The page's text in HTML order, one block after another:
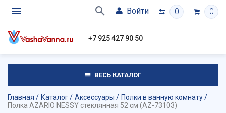
Войти 0 0
+7 925 427 90 50
ВЕСЬ КАТАЛОГ
Главная Каталог Аксессуары
Полки в ванную комнату
Полка AZARIO NESSY стеклянная 52 см (AZ-73103)